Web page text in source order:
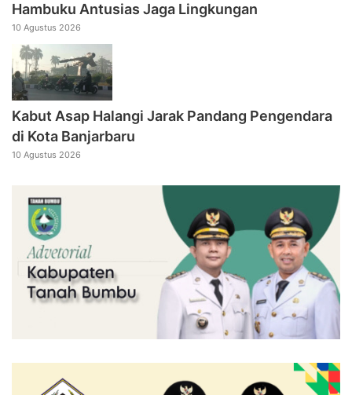
Hambuku Antusias Jaga Lingkungan
10 Agustus 2026
Kabut Asap Halangi Jarak Pandang Pengendara
di Kota Banjarbaru
10 Agustus 2026